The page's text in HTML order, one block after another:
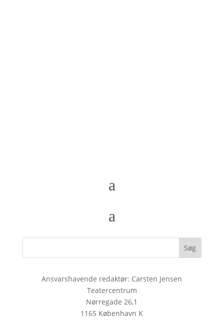
Ansvarshavende redaktør: Carsten Jensen
Teatercentrum
Nørregade 26,1
1165 København K